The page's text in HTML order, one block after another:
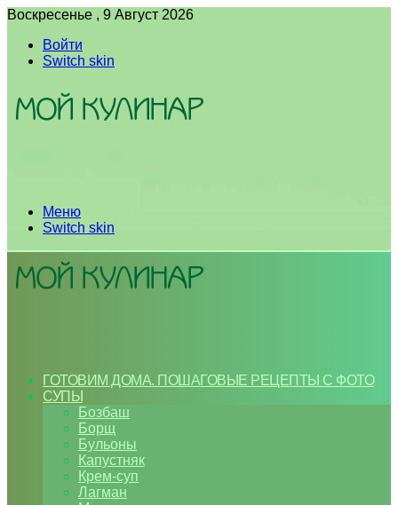
Воскресенье , 9 Август 2026
Войти
Switch skin
Меню
Switch skin
ГОТОВИМ ДОМА. ПОШАГОВЫЕ РЕЦЕПТЫ С ФОТО
СУПЫ
Бозбаш
Борщ
Бульоны
Капустняк
Крем-суп
Лагман